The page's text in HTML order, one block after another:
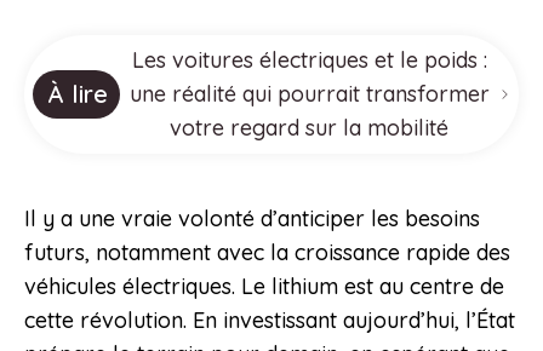
À lire
Les voitures électriques et le poids :
une réalité qui pourrait transformer
votre regard sur la mobilité
Il y a une vraie volonté d’anticiper les besoins
futurs, notamment avec la croissance rapide des
véhicules électriques. Le lithium est au centre de
cette révolution. En investissant aujourd’hui, l’État